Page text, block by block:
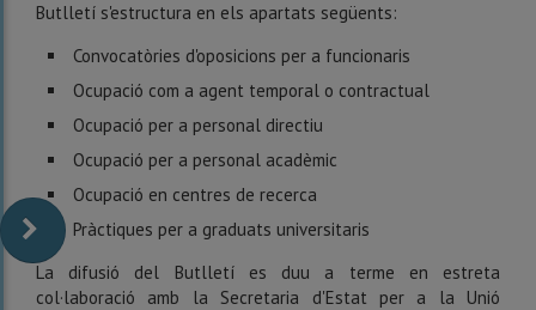
Butlletí s'estructura en els apartats següents:
Convocatòries d'oposicions per a funcionaris
Ocupació com a agent temporal o contractual
Ocupació per a personal directiu
Ocupació per a personal acadèmic
Ocupació en centres de recerca
Pràctiques per a graduats universitaris
La difusió del Butlletí es duu a terme en estreta
col·laboració amb la Secretaria d'Estat per a la Unió